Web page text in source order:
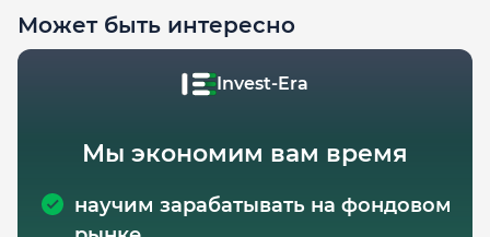
Может быть интересно
Invest-Era
Мы экономим вам время
научим зарабатывать на фондовом